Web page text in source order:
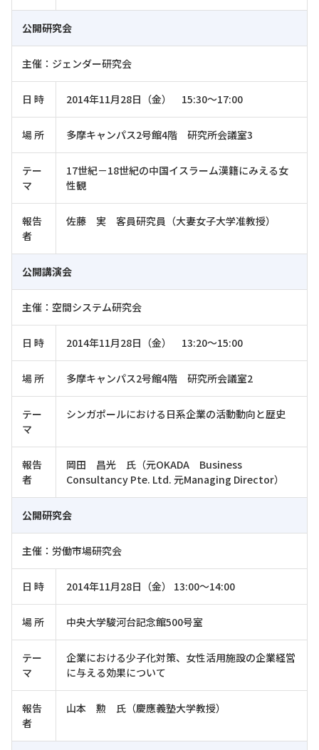
公開研究会
主催：ジェンダー研究会
日 時 2014年11月28日（金） 15:30～17:00
場 所 多摩キャンパス2号館4階 研究所会議室3
テー
マ
17世紀－18世紀の中国イスラーム漢籍にみえる女
性観
報告
者
佐藤 実 客員研究員（大妻女子大学准教授）
公開講演会
主催：空間システム研究会
日 時 2014年11月28日（金） 13:20～15:00
場 所 多摩キャンパス2号館4階 研究所会議室2
テー
マ
シンガポールにおける日系企業の活動動向と歴史
報告
者
岡田 昌光 氏（元OKADA Business
Consultancy Pte. Ltd. 元Managing Director）
公開研究会
主催：労働市場研究会
日 時 2014年11月28日（金） 13:00～14:00
場 所 中央大学駿河台記念館500号室
テー
マ
企業における少子化対策、女性活用施設の企業経営
に与える効果について
報告
者
山本 勲 氏（慶應義塾大学教授）